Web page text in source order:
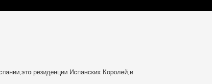
резиденции Испанских Королей,и